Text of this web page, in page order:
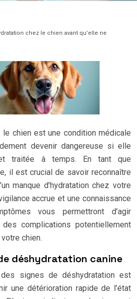
chez le chien avant qu’elle ne
le chien est une condition médicale
devenir dangereuse si elle
traitée à temps. En tant que
il est crucial de savoir reconnaître
manque d’hydratation chez votre
accrue et une connaissance
vous permettront d’agir
complications potentiellement
chien.
déshydratation canine
signes de déshydratation est
une détérioration rapide de l’état